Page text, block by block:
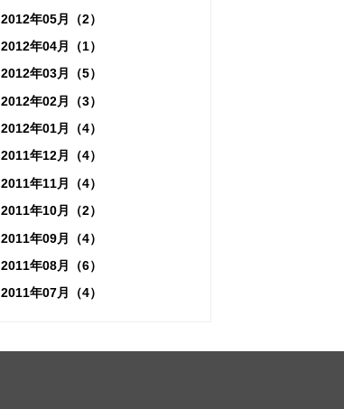
2012年05月（2）
2012年04月（1）
2012年03月（5）
2012年02月（3）
2012年01月（4）
2011年12月（4）
2011年11月（4）
2011年10月（2）
2011年09月（4）
2011年08月（6）
2011年07月（4）